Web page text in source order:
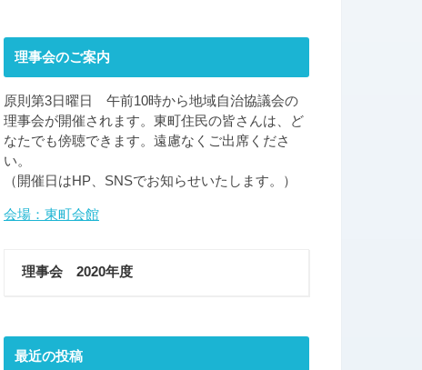
理事会のご案内
原則第3日曜日 午前10時から地域自治協議会の
理事会が開催されます。東町住民の皆さんは、ど
なたでも傍聴できます。遠慮なくご出席くださ
い。
（開催日はHP、SNSでお知らせいたします。）
会場：東町会館
理事会 2020年度
最近の投稿